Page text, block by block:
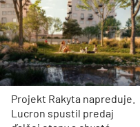
Projekt Rakyta napreduje.
Lucron spustil predaj